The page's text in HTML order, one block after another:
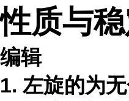
性质与
编辑
1. 左旋的为